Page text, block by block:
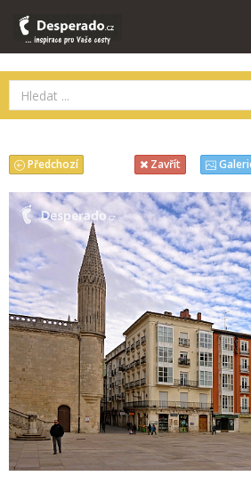
Předchozí Zavřít